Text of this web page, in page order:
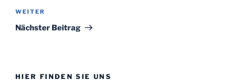
Nächster
Beitrag
WEITER
Nächster Beitrag
HIER FINDEN SIE UNS